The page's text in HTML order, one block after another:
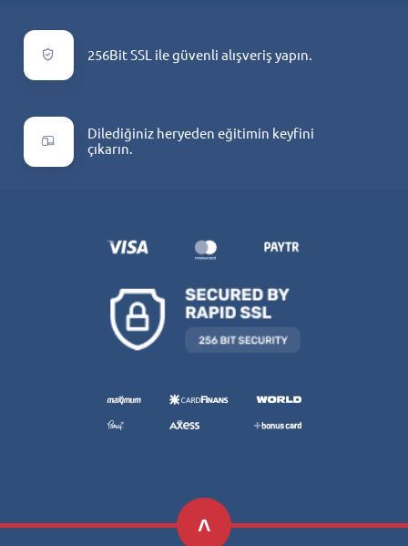
256Bit SSL ile güvenli alışveriş yapın.
Dilediğiniz heryeden eğitimin keyfini
çıkarın.